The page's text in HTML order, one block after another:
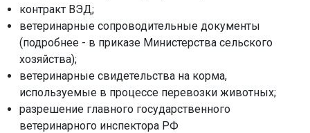
контракт ВЭД;
ветеринарные сопроводительные документы
(подробнее - в приказе Министерства сельского
хозяйства);
ветеринарные свидетельства на корма,
используемые в процессе перевозки животных;
разрешение главного государственного
ветеринарного инспектора РФ